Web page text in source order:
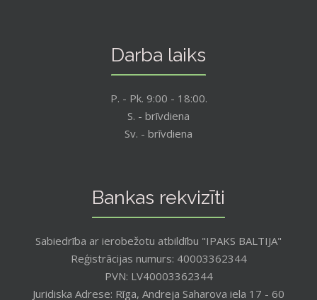
Darba laiks
P. - Pk. 9:00 - 18:00.
S. - brīvdiena
Sv. - brīvdiena
Bankas rekvizīti
Sabiedrība ar ierobežotu atbildību "IPAKS BALTIJA"
Reģistrācijas numurs: 40003362344
PVN: LV40003362344
Juridiska Adrese: Rīga, Andreja Saharova iela 17 - 60